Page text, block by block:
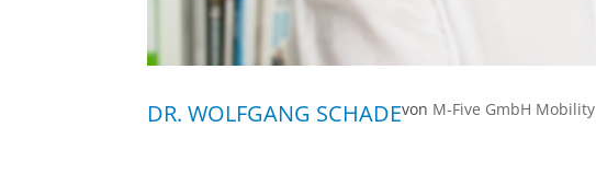
DR. WOLFGANG SCHADEvon M-Five GmbH Mobility